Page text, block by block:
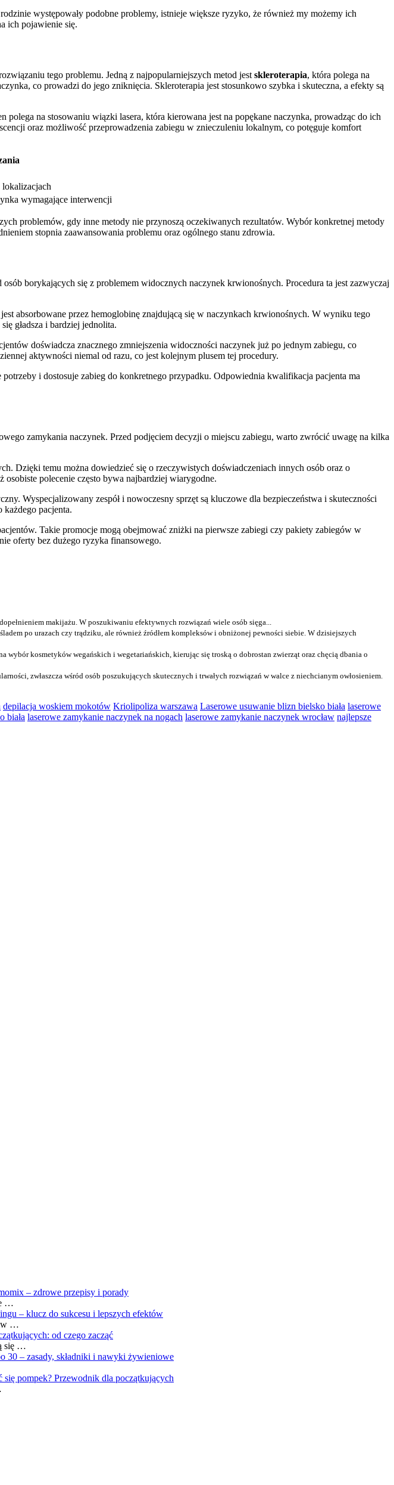
występowały podobne problemy, istnieje większe ryzyko, że również my możemy ich
ich pojawienie się.
tego problemu. Jedną z najpopularniejszych metod jest skleroterapia, która polega na
co prowadzi do jego zniknięcia. Skleroterapia jest stosunkowo szybka i skuteczna, a efekty są
polega na stosowaniu wiązki lasera, która kierowana jest na popękane naczynka, prowadząc do ich
oraz możliwość przeprowadzenia zabiegu w znieczuleniu lokalnym, co potęguje komfort
wymagające interwencji
problemów, gdy inne metody nie przynoszą oczekiwanych rezultatów. Wybór konkretnej metody
stopnia zaawansowania problemu oraz ogólnego stanu zdrowia.
borykających się z problemem widocznych naczynek krwionośnych. Procedura ta jest zazwyczaj
absorbowane przez hemoglobinę znajdującą się w naczynkach krwionośnych. W wyniku tego
gładsza i bardziej jednolita.
doświadcza znacznego zmniejszenia widoczności naczynek już po jednym zabiegu, co
aktywności niemal od razu, co jest kolejnym plusem tej procedury.
i dostosuje zabieg do konkretnego przypadku. Odpowiednia kwalifikacja pacjenta ma
zamykania naczynek. Przed podjęciem decyzji o miejscu zabiegu, warto zwrócić uwagę na kilka
Dzięki temu można dowiedzieć się o rzeczywistych doświadczeniach innych osób oraz o
polecenie często bywa najbardziej wiarygodne.
Wyspecjalizowany zespół i nowoczesny sprzęt są kluczowe dla bezpieczeństwa i skuteczności
pacjenta.
Takie promocje mogą obejmować zniżki na pierwsze zabiegi czy pakiety zabiegów w
oferty bez dużego ryzyka finansowego.
makijażu. W poszukiwaniu efektywnych rozwiązań wiele osób sięga...
po urazach czy trądziku, ale również źródłem kompleksów i obniżonej pewności siebie. W dzisiejszych
wybór kosmetyków wegańskich i wegetariańskich, kierując się troską o dobrostan zwierząt oraz chęcią dbania o
zwłaszcza wśród osób poszukujących skutecznych i trwałych rozwiązań w walce z niechcianym owłosieniem.
depilacja woskiem mokotów Kriolipoliza warszawa Laserowe usuwanie blizn bielsko biała laserowe
biała laserowe zamykanie naczynek na nogach laserowe zamykanie naczynek wrocław najlepsze
– zdrowe przepisy i porady
…
– klucz do sukcesu i lepszych efektów
w …
od czego zacząć
się …
30 – zasady, składniki i nawyki żywieniowe
się pompek? Przewodnik dla początkujących